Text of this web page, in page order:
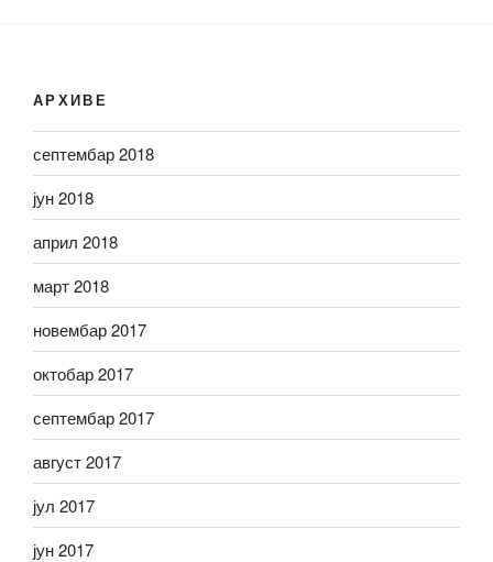
АРХИВЕ
септембар 2018
јун 2018
април 2018
март 2018
новембар 2017
октобар 2017
септембар 2017
август 2017
јул 2017
јун 2017